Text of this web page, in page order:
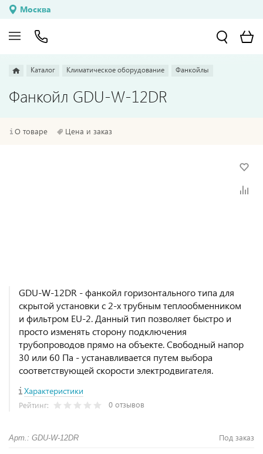
Москва
Каталог Климатическое оборудование Фанкойлы
Фанкойл GDU-W-12DR
О товаре Цена и заказ
GDU-W-12DR - фанкойл горизонтального типа для
скрытой установки с 2-х трубным теплообменником
и фильтром EU-2. Данный тип позволяет быстро и
просто изменять сторону подключения
трубопроводов прямо на объекте. Свободный напор
30 или 60 Па - устанавливается путем выбора
соответствующей скорости электродвигателя.
Характеристики
Рейтинг: 0 отзывов
Арт.: GDU-W-12DR Под заказ